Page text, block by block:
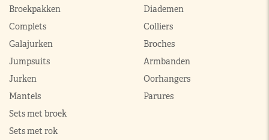
Broekpakken
Complets
Galajurken
Jumpsuits
Jurken
Mantels
Sets met broek
Sets met rok
Diademen
Colliers
Broches
Armbanden
Oorhangers
Parures